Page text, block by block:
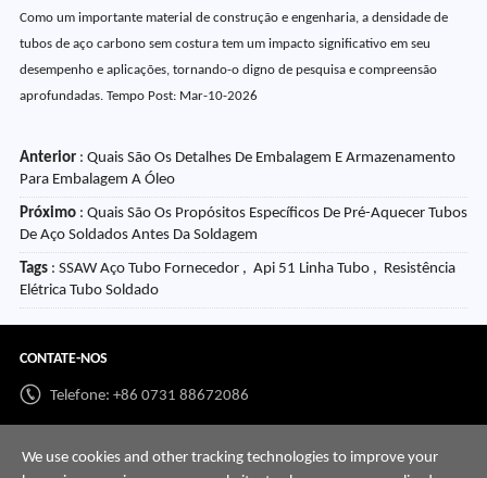
Como um importante material de construção e engenharia, a densidade de
tubos de aço carbono sem costura tem um impacto significativo em seu
desempenho e aplicações, tornando-o digno de pesquisa e compreensão
aprofundadas. Tempo Post: Mar-10-2026
Anterior: Quais São Os Detalhes De Embalagem E Armazenamento
Para Embalagem A Óleo
Próximo: Quais São Os Propósitos Específicos De Pré-Aquecer Tubos
De Aço Soldados Antes Da Soldagem
Tags: SSAW Aço Tubo Fornecedor , Api 51 Linha Tubo , Resistência
Elétrica Tubo Soldado
CONTATE-NOS
Telefone: +86 0731 88672086
We use cookies and other tracking technologies to improve your